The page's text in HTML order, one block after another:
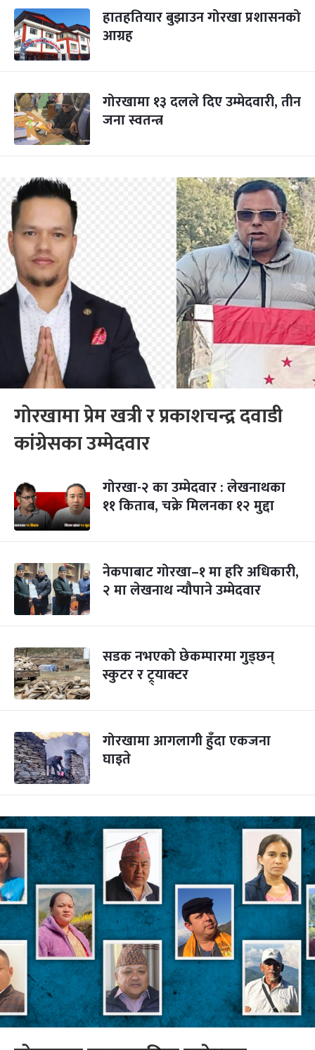
हातहतियार बुझाउन गोरखा प्रशासनको
आग्रह
‍गोरखामा १३ दलले दिए उम्मेदवारी, तीन
जना स्वतन्त्र
गोरखामा प्रेम खत्री र प्रकाशचन्द्र दवाडी
कांग्रेसका उम्मेदवार
गोरखा-२ का उम्मेदवार : लेखनाथका
११ किताब, चक्रे मिलनका १२ मुद्दा
नेकपाबाट गोरखा–१ मा हरि अधिकारी,
२ मा लेखनाथ न्यौपाने उम्मेदवार
सडक नभएको छेकम्पारमा गुड्छन्
स्कुटर र ट्र्याक्टर
गोरखामा आगलागी हुँदा एकजना
घाइते